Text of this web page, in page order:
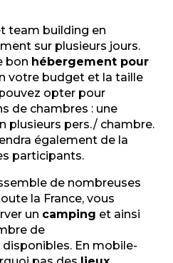
team building en
sur plusieurs jours.
bon hébergement pour
votre budget et la taille
opter pour
de chambres : une
plusieurs pers./ chambre.
également de la
participants.
de nombreuses
la France, vous
un camping et ainsi
de
disponibles. En mobile-